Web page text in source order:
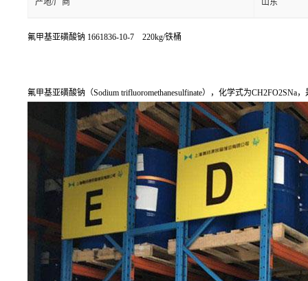
产地/厂商 山东
氟甲基亚磺酸钠 1661836-10-7 220kg/铁桶
氟甲基亚磺酸钠（Sodium trifluoromethanesulfinate），化学式为